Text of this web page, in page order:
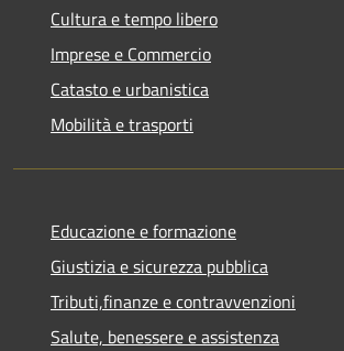
Cultura e tempo libero
Imprese e Commercio
Catasto e urbanistica
Mobilità e trasporti
Educazione e formazione
Giustizia e sicurezza pubblica
Tributi,finanze e contravvenzioni
Salute, benessere e assistenza